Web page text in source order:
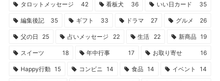
タロットメッセージ 42 看板犬 36 いい日カード 35
編集後記 35 ギフト 33 ドラマ 27 グルメ 26
父の日 25 占いメッセージ 22 生活 22 新商品 19
スイーツ 18 年中行事 17 お取り寄せ 16
Happy行動 15 コンビニ 14 食品 14 イベント 14